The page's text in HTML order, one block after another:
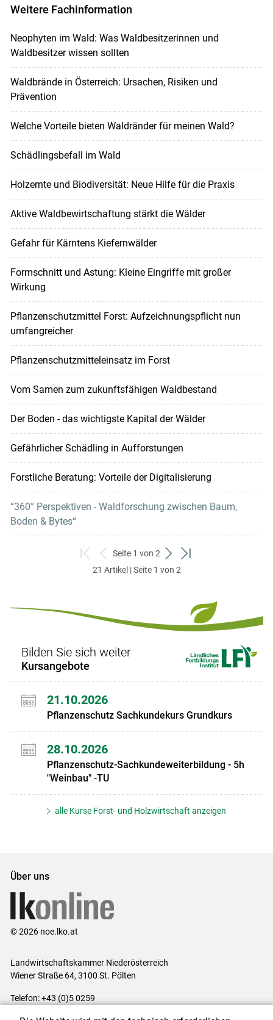
Weitere Fachinformation
Neophyten im Wald: Was Waldbesitzerinnen und
Waldbesitzer wissen sollten
Waldbrände in Österreich: Ursachen, Risiken und
Prävention
Welche Vorteile bieten Waldränder für meinen Wald?
Schädlingsbefall im Wald
Holzernte und Biodiversität: Neue Hilfe für die Praxis
Aktive Waldbewirtschaftung stärkt die Wälder
Gefahr für Kärntens Kiefernwälder
Formschnitt und Astung: Kleine Eingriffe mit großer
Wirkung
Pflanzenschutzmittel Forst: Aufzeichnungspflicht nun
umfangreicher
Pflanzenschutzmitteleinsatz im Forst
Vom Samen zum zukunftsfähigen Waldbestand
Der Boden - das wichtigste Kapital der Wälder
Gefährlicher Schädling in Aufforstungen
Forstliche Beratung: Vorteile der Digitalisierung
“360° Perspektiven - Waldforschung zwischen Baum,
Boden & Bytes“
zum
ersten
zurück
zum
Seite 1 von 2
weiter
zum
zum
21 Artikel | Seite 1 von 2
Bilden Sie sich weiter
Kursangebote
21.10.2026
Pflanzenschutz Sachkundekurs Grundkurs
28.10.2026
Pflanzenschutz-Sachkundeweiterbildung - 5h
"Weinbau" -TU
alle Kurse Forst- und Holzwirtschaft anzeigen
Über uns
© 2026 noe.lko.at
Landwirtschaftskammer Niederösterreich
Wiener Straße 64, 3100 St. Pölten
Telefon: +43 (0)5 0259